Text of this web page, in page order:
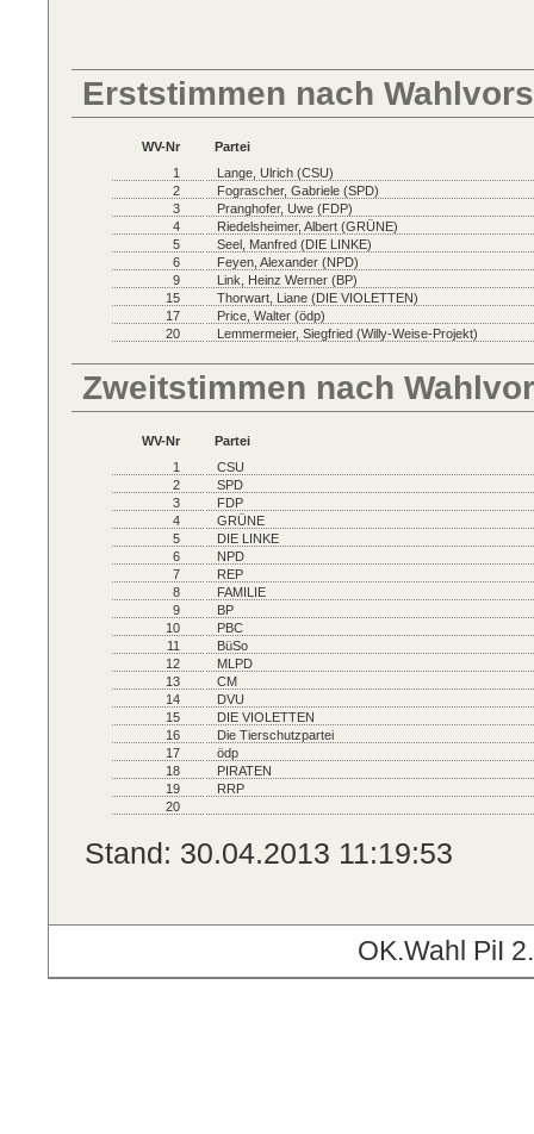
Erststimmen nach
WV-Nr
Partei
1
Lange, Ulrich (CSU)
2
Fograscher, Gabriele (SPD)
3
Pranghofer, Uwe (FDP)
4
Riedelsheimer, Albert (GRÜNE)
5
Seel, Manfred (DIE LINKE)
6
Feyen, Alexander (NPD)
9
Link, Heinz Werner (BP)
15
Thorwart, Liane (DIE VIOLETTEN)
17
Price, Walter (ödp)
20
Lemmermeier, Siegfried (Willy-Weise-Projekt)
Zweitstimmen nach
WV-Nr
Partei
1
CSU
2
SPD
3
FDP
4
GRÜNE
5
DIE LINKE
6
NPD
7
REP
8
FAMILIE
9
BP
10
PBC
11
BüSo
12
MLPD
13
CM
14
DVU
15
DIE VIOLETTEN
16
Die Tierschutzpartei
17
ödp
18
PIRATEN
19
RRP
20
Stand: 30.04.2013 11:19:53
OK.Wahl PiI